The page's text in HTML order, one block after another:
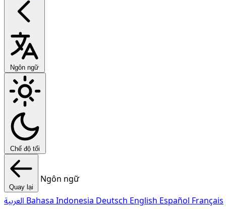
Ngôn ngữ
Chế độ tối
Quay lại
Ngôn ngữ
Bahasa Indonesia Deutsch English Español Français